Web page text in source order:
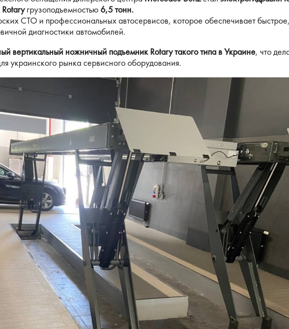
грузоподъемностью 6,5 тонн.
СТО и профессиональных автосервисов, которое обеспечивает
диагностики автомобилей.
вертикальный ножничный подъемник Rotary такого типа в Украине, что
украинского рынка сервисного оборудования.